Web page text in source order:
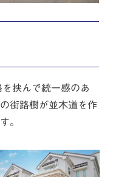
挟んで統一感のあ
街路樹が並木道を作
。